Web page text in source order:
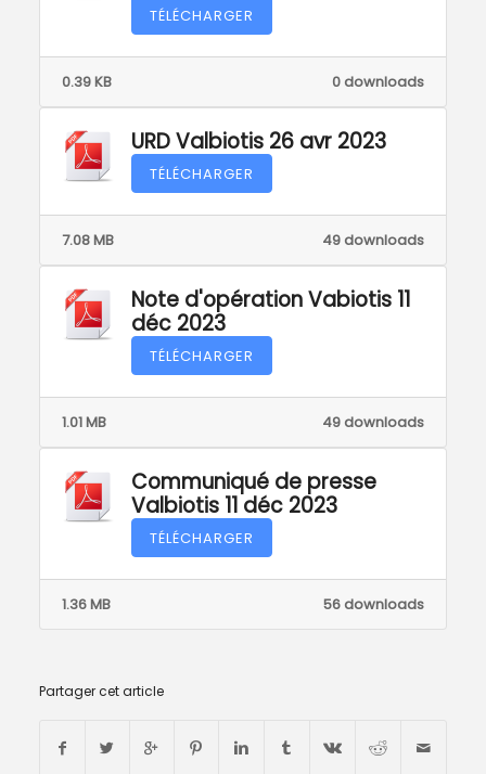
TÉLÉCHARGER
0 downloads
0.39 KB
URD Valbiotis 26 avr 2023
TÉLÉCHARGER
49 downloads
7.08 MB
Note d'opération Vabiotis 11
déc 2023
TÉLÉCHARGER
49 downloads
1.01 MB
Communiqué de presse
Valbiotis 11 déc 2023
TÉLÉCHARGER
56 downloads
1.36 MB
Partager cet article